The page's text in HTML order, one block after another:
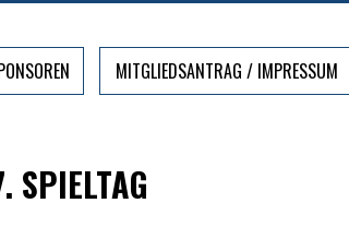
MITGLIEDSANTRAG / IMPRESSUM
SPIELTAG